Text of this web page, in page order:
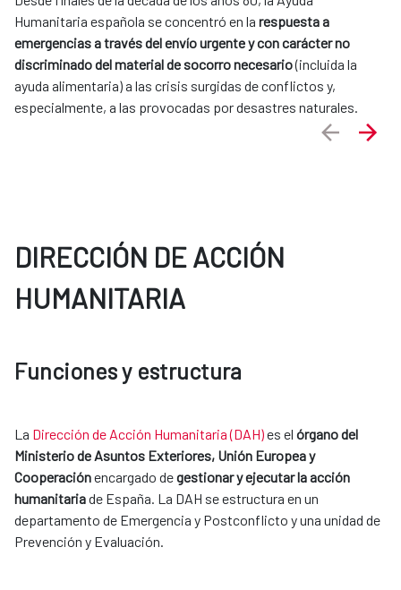
Humanitaria española se concentró en la respuesta a
emergencias a través del envío urgente y con carácter no
discriminado del material de socorro necesario(incluida la
ayuda alimentaria) a las crisis surgidas de conflictos y,
especialmente, a las provocadas por desastres naturales.
DIRECCIÓN DE ACCIÓN
HUMANITARIA
Funciones y estructura
La Dirección de Acción Humanitaria (DAH)es el órgano del
Ministerio de Asuntos Exteriores, Unión Europea y
Cooperaciónencargado degestionar y ejecutar la acción
humanitariade España. La DAH se estructura en un
departamento de Emergencia y Postconflicto y una unidad de
Prevención y Evaluación.